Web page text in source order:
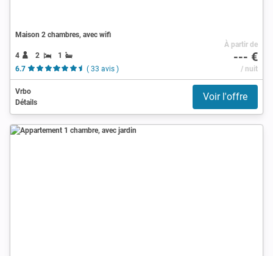
Maison 2 chambres, avec wifi
4 2
1
6.7
( 33 avis )
À partir de
--- €
/ nuit
Vrbo
Détails
Voir l'offre